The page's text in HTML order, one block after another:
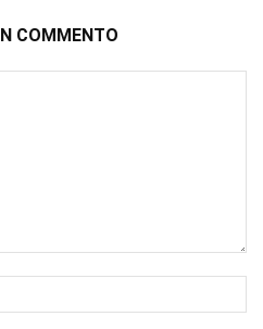
COMMENTO